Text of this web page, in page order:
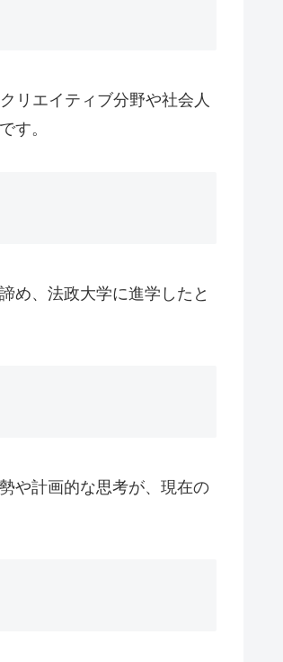
リエイティブ分野や社会人
す。
め、法政大学に進学したと
や計画的な思考が、現在の